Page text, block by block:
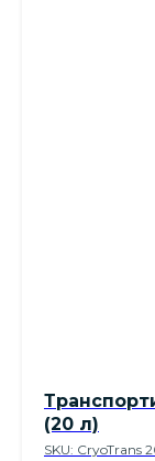
(20 л)
SKU: CryoTrans